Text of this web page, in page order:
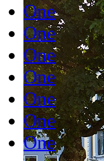
One
One
One
One
One
One
One